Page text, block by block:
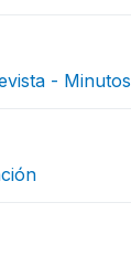
- Minutos